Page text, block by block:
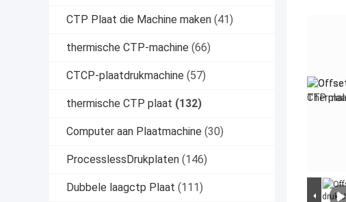
CTP Plaat die Machine maken (41)
thermische CTP-machine (66)
CTCP-plaatdrukmachine (57)
thermische CTP plaat (132)
Computer aan Plaatmachine (30)
ProcesslessDrukplaten (146)
Dubbele laagctp Plaat (111)